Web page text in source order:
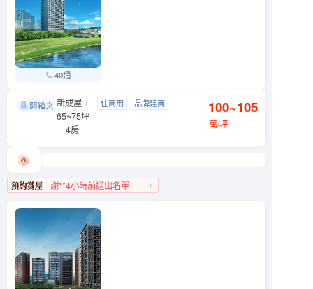
40通
忠泰湛 文山區 木新路一段6號
新成屋
65~75坪
4房
住商用
品牌建商
100~105
萬/坪
謝**4小時前送出名單